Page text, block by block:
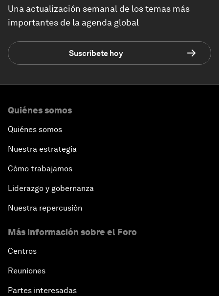
Una actualización semanal de los temas más
importantes de la agenda global
Suscríbete hoy
Quiénes somos
Quiénes somos
Nuestra estrategia
Cómo trabajamos
Liderazgo y gobernanza
Nuestra repercusión
Más información sobre el Foro
Centros
Reuniones
Partes interesadas